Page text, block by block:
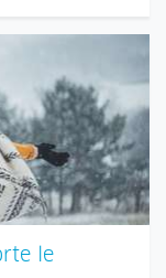
le
d’écoulement